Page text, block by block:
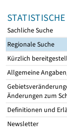
Sachliche Suche
Regionale Suche
Kürzlich
Allgemeine
Änderungen zum
Definitionen und
Newsletter